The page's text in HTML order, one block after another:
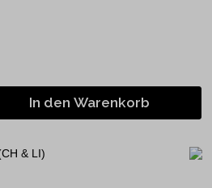
In den Warenkorb
& LI)